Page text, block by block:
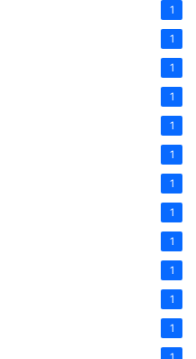
1
1
1
1
1
1
1
1
1
1
1
1